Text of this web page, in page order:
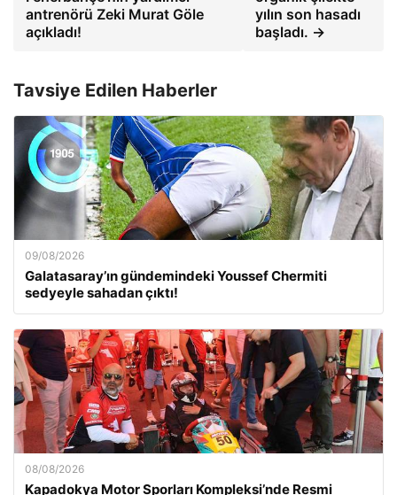
antrenörü Zeki Murat Göle
açıkladı!
yılın son hasadı
başladı. →
Tavsiye Edilen Haberler
09/08/2026
Galatasaray’ın gündemindeki Youssef Chermiti
sedyeyle sahadan çıktı!
08/08/2026
Kapadokya Motor Sporları Kompleksi’nde Resmi